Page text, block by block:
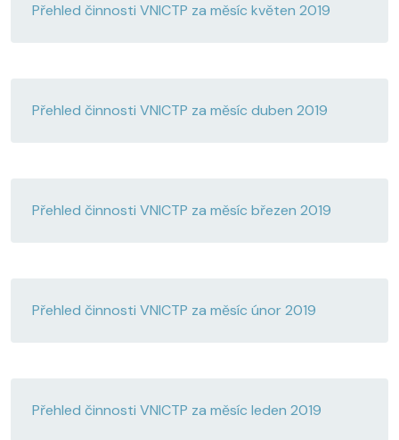
Přehled činnosti VNICTP za měsíc květen 2019
Přehled činnosti VNICTP za měsíc duben 2019
Přehled činnosti VNICTP za měsíc březen 2019
Přehled činnosti VNICTP za měsíc únor 2019
Přehled činnosti VNICTP za měsíc leden 2019